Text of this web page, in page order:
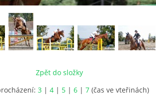
Zpět do složky
3 | 4 | 5 | 6 | 7 (čas ve vteřinách)